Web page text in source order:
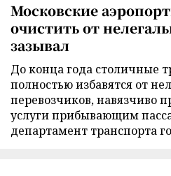
Московские
очистить от
зазывал
До конца года столичные
полностью избавятся от
перевозчиков, навязчиво
услуги прибывающим
департамент транспорта